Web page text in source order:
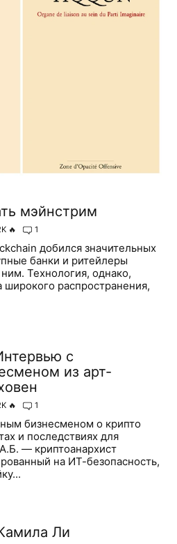
мэйнстрим
🔥 1
добился значительных
банки и ритейлеры
Технология, однако,
распространения,
с
из арт-
🔥 1
бизнесменом о крипто
и ​​последствиях для
— криптоанархист
на ИТ-безопасность,
Ли